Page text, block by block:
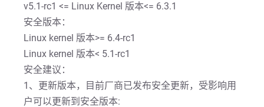
v5.1-rc1 <= Linux Kernel 版本<= 6.3.1
安全版本：
Linux kernel 版本>= 6.4-rc1
Linux kernel 版本< 5.1-rc1
安全建议：
1、更新版本，目前厂商已发布安全更新，受影响用
户可以更新到安全版本: